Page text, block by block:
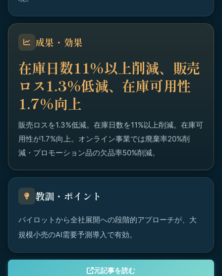
成果・効果
在庫日数11%以上削減、販売
ロス1.3%低減、在庫可用性
1.7%向上
販売ロスを1.3%低減。在庫日数を11%以上削減。在庫可
用性が1.7%向上。オンライン事業では廃棄率20%削
減・プロモーション品の欠品率50%削減。
教訓・ポイント
パイロットから全社展開への段階的アプローチが、大
規模小売のAI需要予測導入で有効。
元記事を読む